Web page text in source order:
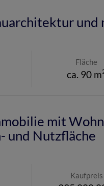
und
Fläche
ca. 90 m
mit
und Nutzfläche
Kaufpreis